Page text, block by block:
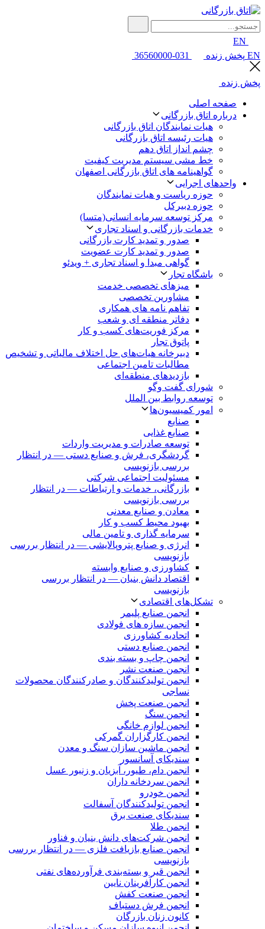
EN
EN پخش زنده 031-36560000
پخش زنده
صفحه اصلی
درباره اتاق بازرگانی
هیات نمایندگان اتاق بازرگانی
هیات رئیسه اتاق بازرگانی
چشم انداز اتاق دهم
خط مشی سیستم مدیریت کیفیت
گواهینامه های اتاق بازرگانی اصفهان
واحدهای اجرایی
حوزه ریاست و هیات نمایندگان
حوزه دبیرکل
مرکز توسعه سرمایه انسانی(متسا)
خدمات بازرگانی و اسناد تجاری
صدور و تمدید کارت بازرگانی
صدور و تمدید کارت عضویت
گواهی مبدا و اسناد تجاری + ویدئو
باشگاه تجار
میزهای تخصصی خدمت
مشاورین تخصصی
تفاهم نامه های همکاری
دفاتر منطقه ای و شعب
مرکز فوریت‌های کسب و کار
پاتوق تجار
دبیرخانه هیات‌های حل اختلاف مالیاتی و تشخیص
مطالبات تامین اجتماعی
بازدیدهای منطقه‌ای
شورای گفت وگو
توسعه روابط بین الملل
امور کمیسیون‌ها
صنایع
صنایع غذایی
توسعه صادرات و مدیریت واردات
گردشگری، فرش و صنایع دستی — در انتظار
بررسی بازنویسی
مسئولیت اجتماعی شرکتی
بازرگانی، خدمات و ارتباطات — در انتظار
بررسی بازنویسی
معادن و صنایع معدنی
بهبود محیط کسب و کار
سرمایه گذاری و تامین مالی
انرژی و صنایع پتروپالایشی — در انتظار بررسی
بازنویسی
کشاورزی و صنایع وابسته
اقتصاد دانش بنیان — در انتظار بررسی
بازنویسی
تشکل‌های اقتصادی
انجمن صنایع پلیمر
انجمن سازه های فولادی
اتحادیه کشاورزی
انجمن صنایع دستی
انجمن چاپ و بسته بندی
انجمن صنعت نشر
انجمن تولیدکنندگان و صادرکنندگان محصولات
نساجی
انجمن صنعت پخش
انجمن سنگ
انجمن لوازم خانگی
انجمن کارگزاران گمرکی
انجمن ماشین سازان سنگ و معدن
سندیکای آسانسور
انجمن دام، طیور، آبزیان و زنبور عسل
انجمن سردخانه داران
انجمن خودرو
انجمن تولیدکنندگان آسفالت
سندیکای صنعت برق
انجمن طلا
انجمن شرکت‌های دانش بنیان و فناور
انجمن صنایع بازیافت فلزی — در انتظار بررسی
بازنویسی
انجمن قیر و بسته‌بندی فرآورده‌های نفتی
انجمن کارآفرینان نایین
انجمن صنعت کفش
انجمن فرش دستباف
کانون زنان بازرگان